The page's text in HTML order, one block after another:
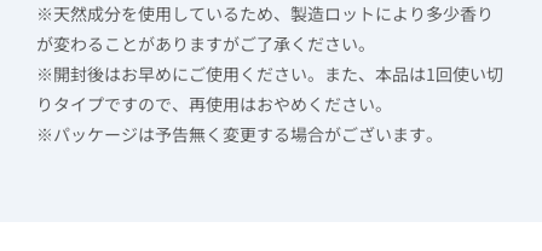
※天然成分を使用しているため、製造ロットにより多少香り
が変わることがありますがご了承ください。
※開封後はお早めにご使用ください。また、本品は1回使い切
りタイプですので、再使用はおやめください。
※パッケージは予告無く変更する場合がございます。